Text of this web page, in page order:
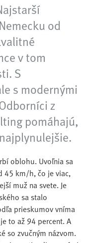
od
v tom
S
s modernými
z
pomáhajú,
oblohu. Uvoľnia sa
45 km/h, čo je viac,
muž na svete. Je
sa stalo
prieskumov vníma
to až 94 percent. A
so zvučným názvom.